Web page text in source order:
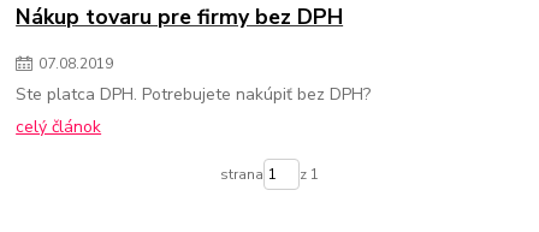
Nákup tovaru pre firmy bez DPH
07.08.2019
Ste platca DPH. Potrebujete nakúpiť bez DPH?
celý článok
strana z 1